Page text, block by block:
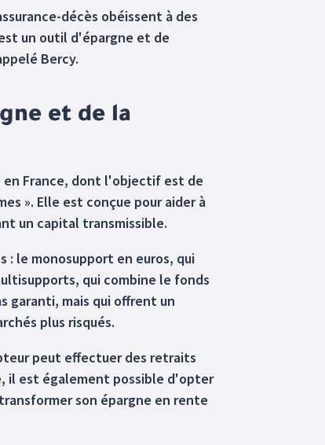
décès obéissent à des
un outil d'épargne et de
Bercy.
et de la
France, dont l'objectif est de
». Elle est conçue pour aider à
un capital transmissible.
: le monosupport en euros, qui
qui combine le fonds
garanti, mais qui offrent un
plus risqués.
peut effectuer des retraits
il est également possible d'opter
son épargne en rente